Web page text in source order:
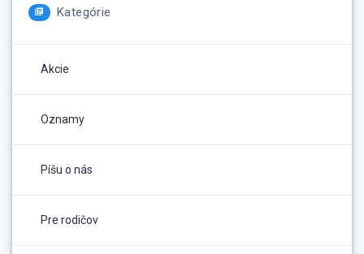
Kategórie
Akcie
Oznamy
Píšu o nás
Pre rodičov